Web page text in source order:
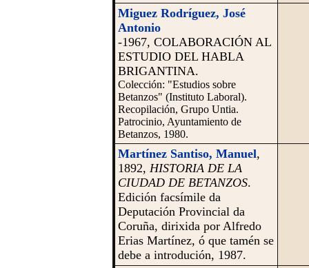
Miguez Rodríguez, José
Antonio
-1967, COLABORACIÓN AL
ESTUDIO DEL HABLA
BRIGANTINA.
Colección: "Estudios sobre
Betanzos" (Instituto Laboral).
Recopilación, Grupo Untia.
Patrocinio, Ayuntamiento de
Betanzos, 1980.
Martínez Santiso, Manuel,
1892, HISTORIA DE LA
CIUDAD DE BETANZOS.
Edición facsímile da
Deputación Provincial da
Coruña, dirixida por Alfredo
Erias Martínez, ó que tamén se
debe a introdución, 1987.